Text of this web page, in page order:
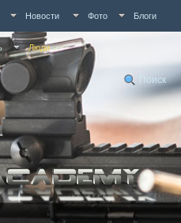
Новости Фото Блоги
Люди
Поиск